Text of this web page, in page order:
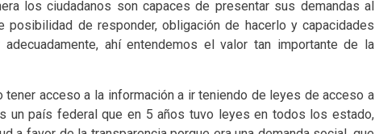
los ciudadanos son capaces de presentar sus demandas al
posibilidad de responder, obligación de hacerlo y capacidades
ahí entendemos el valor tan importante de la
tener acceso a la información a ir teniendo de leyes de acceso a
un país federal que en 5 años tuvo leyes en todos los estado,